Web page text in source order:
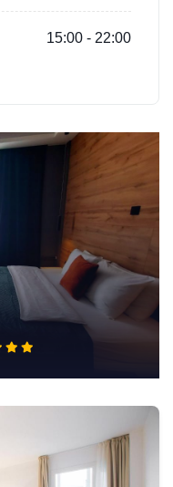
15:00 - 22:00